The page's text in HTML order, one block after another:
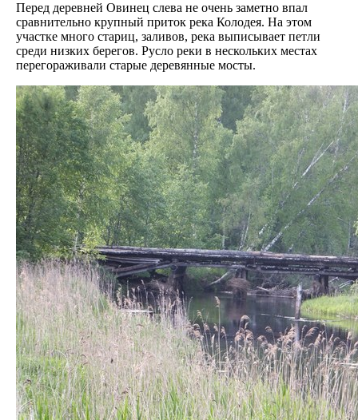
Перед деревней Овинец слева не очень заметно впал
сравнительно крупный приток река Колодея. На этом
участке много стариц, заливов, река выписывает петли
среди низких берегов. Русло реки в нескольких местах
перегораживали старые деревянные мосты.